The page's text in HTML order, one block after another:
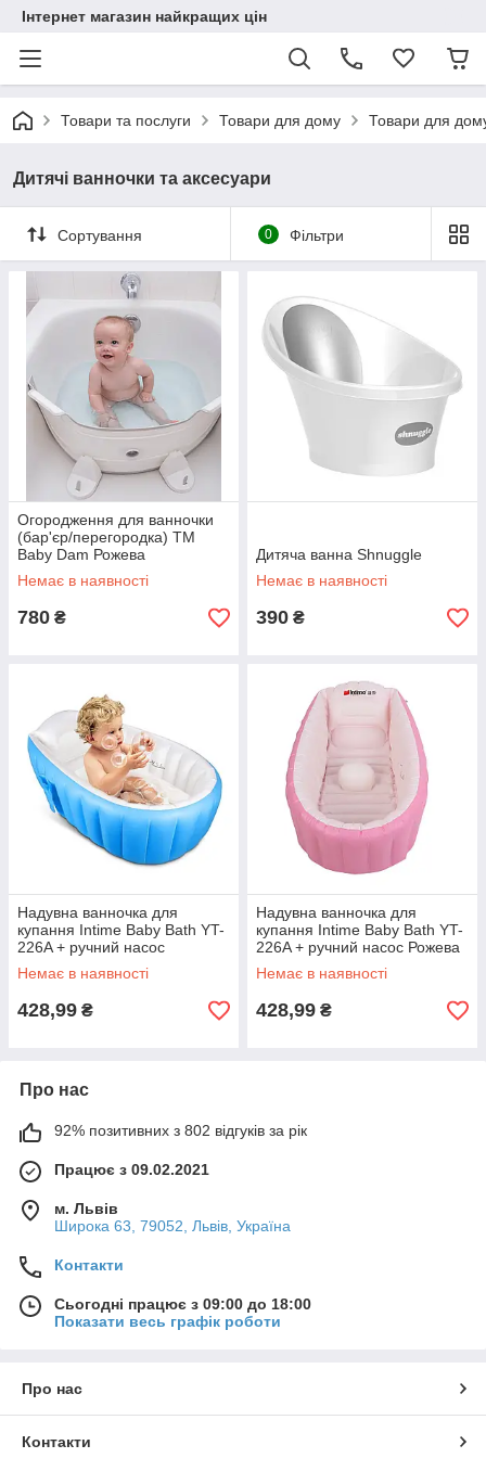
Інтернет магазин найкращих цін
Товари та послуги Товари для дому Товари для
Дитячі ванночки та аксесуари
Сортування 0 Фільтри
Огородження для ванночки
(бар'єр/перегородка) TM
Baby Dam Рожева
Немає в наявності
780 ₴
Дитяча ванна Shnuggle
Немає в наявності
390 ₴
Надувна ванночка для
купання Intime Baby Bath YT-
226A + ручний насос
Блакитна (3611)
Немає в наявності
428,99 ₴
Надувна ванночка для
купання Intime Baby Bath YT-
226A + ручний насос Рожева
(3612)
Немає в наявності
428,99 ₴
Про нас
92% позитивних з 802 відгуків за рік
Працює з 09.02.2021
м. Львів
Широка 63, 79052, Львів, Україна
Контакти
Сьогодні працює з 09:00 до 18:00
Показати весь графік роботи
Про нас
Контакти